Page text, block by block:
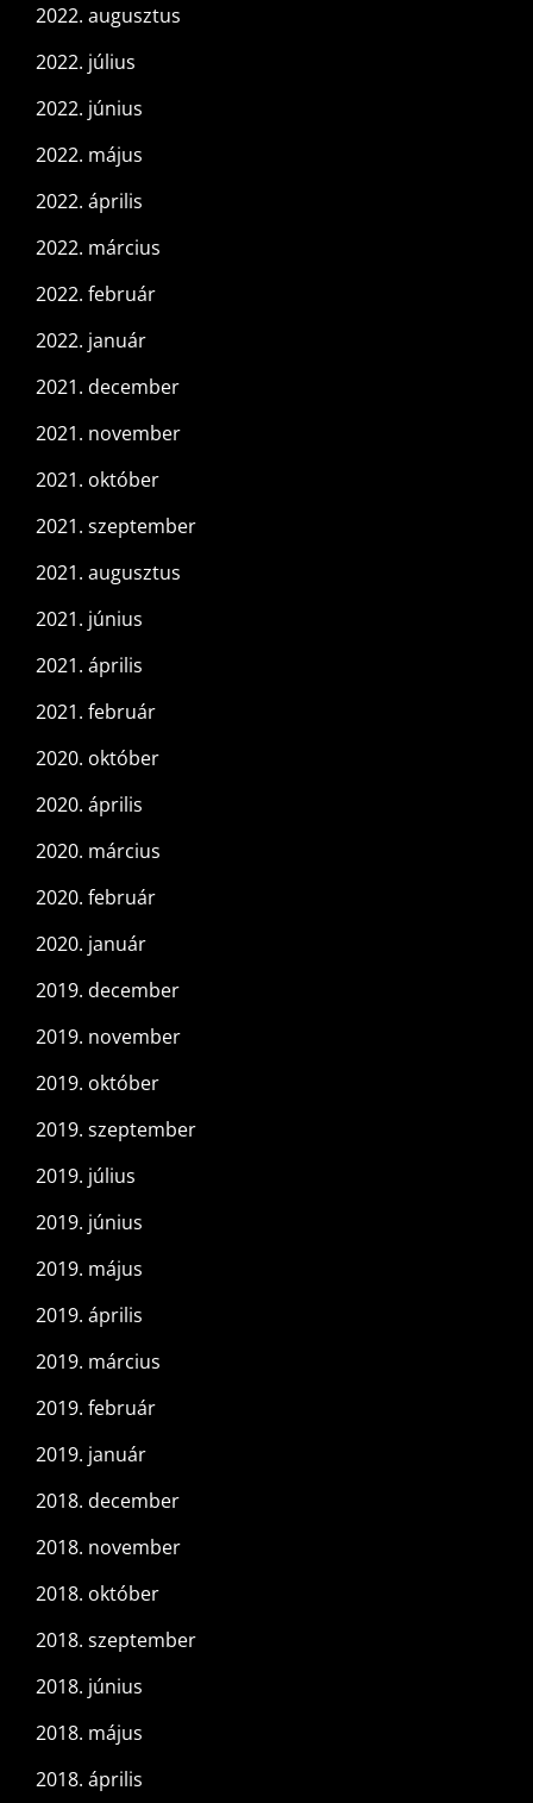
2022. augusztus
2022. július
2022. június
2022. május
2022. április
2022. március
2022. február
2022. január
2021. december
2021. november
2021. október
2021. szeptember
2021. augusztus
2021. június
2021. április
2021. február
2020. október
2020. április
2020. március
2020. február
2020. január
2019. december
2019. november
2019. október
2019. szeptember
2019. július
2019. június
2019. május
2019. április
2019. március
2019. február
2019. január
2018. december
2018. november
2018. október
2018. szeptember
2018. június
2018. május
2018. április